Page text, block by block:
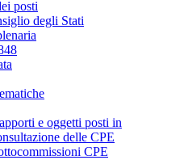
posti
degli Stati
e oggetti posti in
delle CPE
CPE